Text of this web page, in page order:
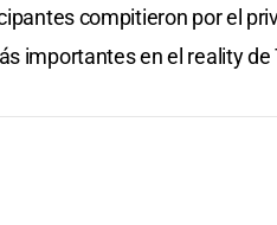
compitieron por el
importantes en el reality de